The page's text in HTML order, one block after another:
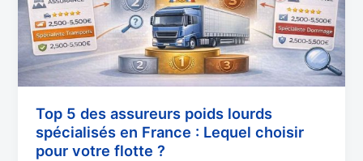
Top 5 des assureurs poids lourds
spécialisés en France : Lequel choisir
pour votre flotte ?
en
France
:
Lequel
pour
votre
flotte